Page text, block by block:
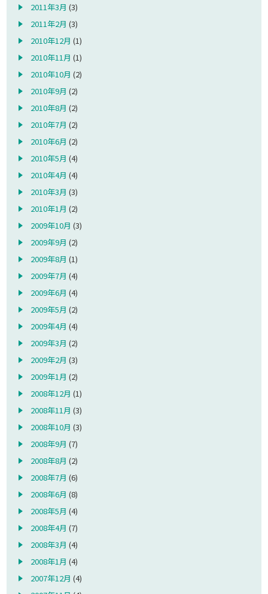
2011年3月 (3)
2011年2月 (3)
2010年12月 (1)
2010年11月 (1)
2010年10月 (2)
2010年9月 (2)
2010年8月 (2)
2010年7月 (2)
2010年6月 (2)
2010年5月 (4)
2010年4月 (4)
2010年3月 (3)
2010年1月 (2)
2009年10月 (3)
2009年9月 (2)
2009年8月 (1)
2009年7月 (4)
2009年6月 (4)
2009年5月 (2)
2009年4月 (4)
2009年3月 (2)
2009年2月 (3)
2009年1月 (2)
2008年12月 (1)
2008年11月 (3)
2008年10月 (3)
2008年9月 (7)
2008年8月 (2)
2008年7月 (6)
2008年6月 (8)
2008年5月 (4)
2008年4月 (7)
2008年3月 (4)
2008年1月 (4)
2007年12月 (4)